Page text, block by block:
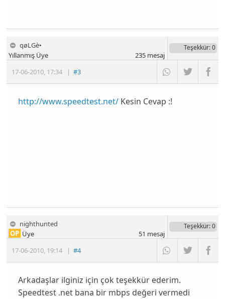
qøLGè•
17-06-2010, 17:34 |#3
Yıllanmış Üye
Teşekkür: 0
235mesaj
http://www.speedtest.net/Kesin Cevap :!
nighthunted
17-06-2010, 19:14 |#4
OP Üye
Teşekkür: 0
51 mesaj
Arkadaşlar ilginiz için çok teşekkür ederim.
Speedtest .net bana bir mbps değeri vermedi